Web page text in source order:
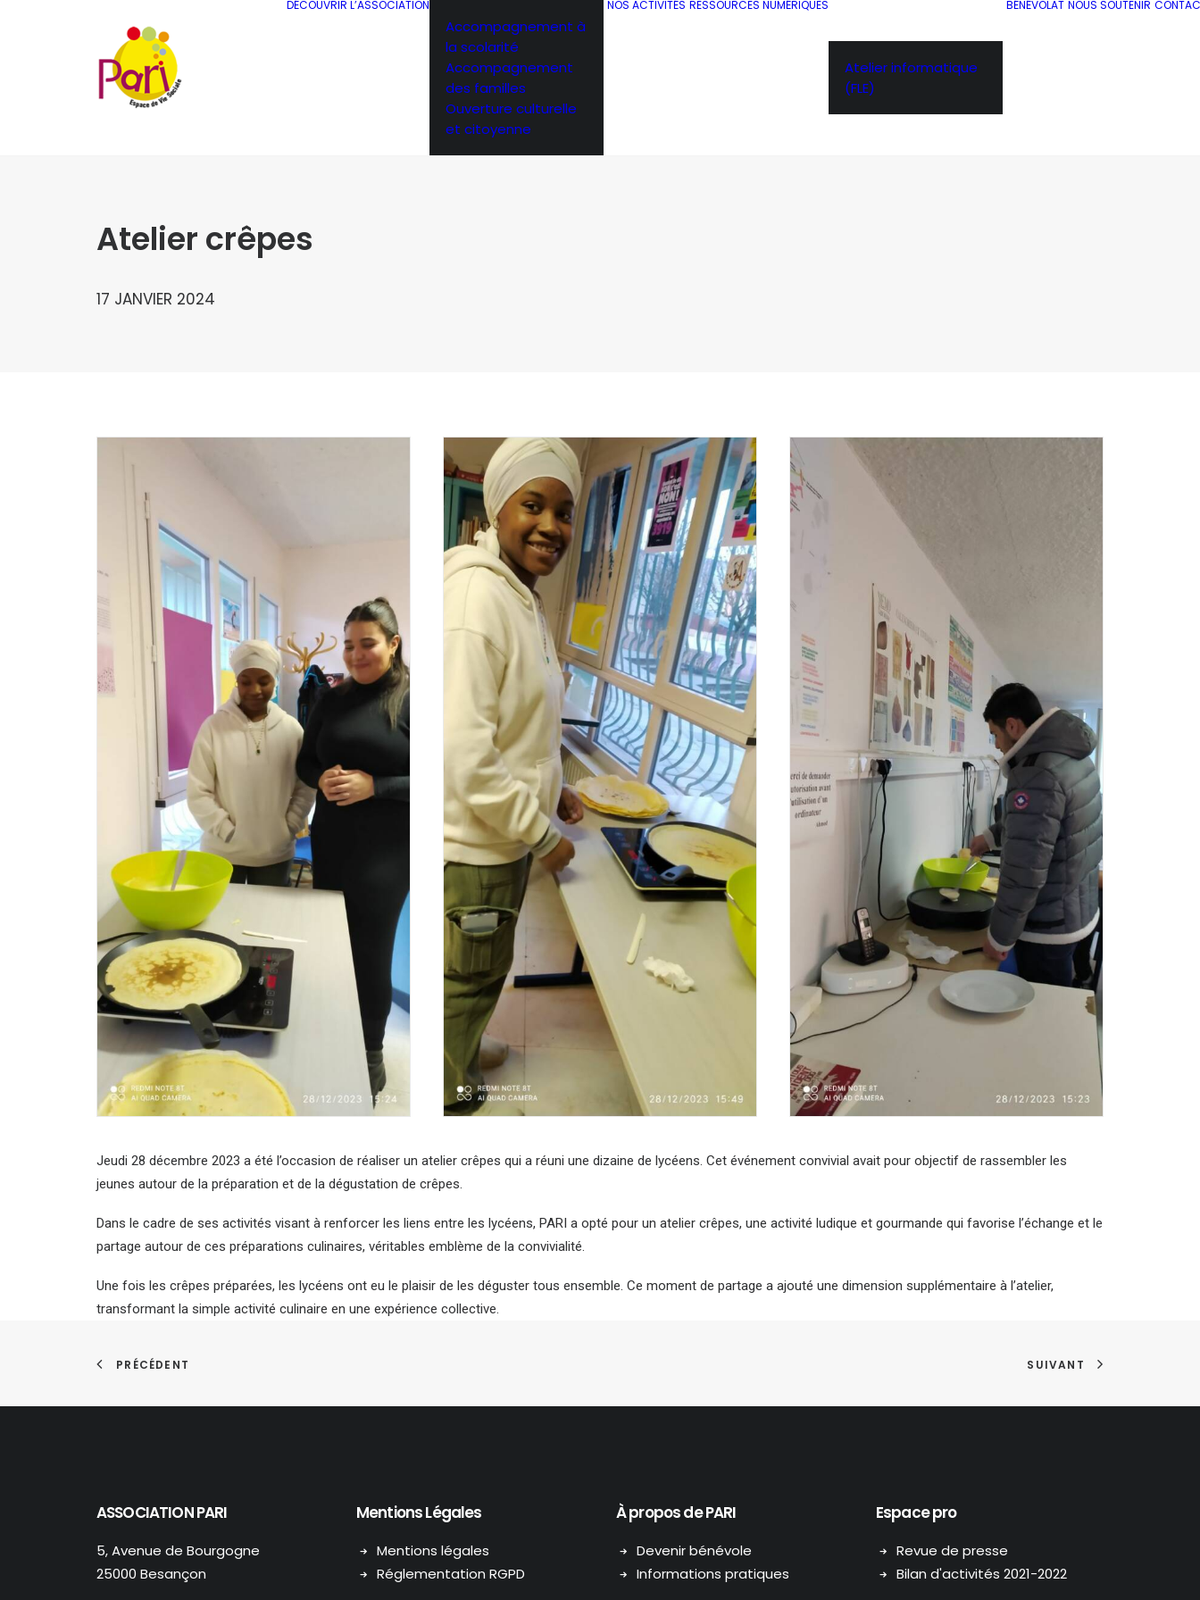
DÉCOUVRIR L’ASSOCIATION
Accompagnement à
la scolarité
Accompagnement
des familles
Ouverture culturelle
et citoyenne
NOS ACTIVITÉS RESSOURCES NUMÉRIQUES
Atelier informatique
(FLE)
BÉNÉVOLAT NOUS SOUTENIR
Atelier crêpes
17 JANVIER 2024
Jeudi 28 décembre 2023 a été l’occasion de réaliser un atelier crêpes qui a réuni une dizaine de lycéens. Cet événement convivial avait pour objectif de rassembler les
jeunes autour de la préparation et de la dégustation de crêpes.
Dans le cadre de ses activités visant à renforcer les liens entre les lycéens, PARI a opté pour un atelier crêpes, une activité ludique et gourmande qui favorise l’échange et le
partage autour de ces préparations culinaires, véritables emblème de la convivialité.
Une fois les crêpes préparées, les lycéens ont eu le plaisir de les déguster tous ensemble. Ce moment de partage a ajouté une dimension supplémentaire à l’atelier,
transformant la simple activité culinaire en une expérience collective.
PRÉCÉDENT SUIVANT
ASSOCIATION PARI
5, Avenue de Bourgogne
25000 Besançon
Mentions Légales
Mentions légales
Réglementation RGPD
À propos de PARI
Devenir bénévole
Informations pratiques
Espace pro
Revue de presse
Bilan d'activités 2021-2022